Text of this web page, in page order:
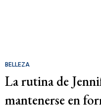
BELLEZA
La rutina de
mantenerse en